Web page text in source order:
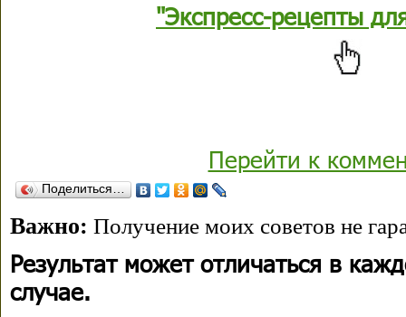
"Экспресс-рецепты
Перейти к
Поделиться…
Важно: Получение моих советов не
Результат может отличаться в
случае.